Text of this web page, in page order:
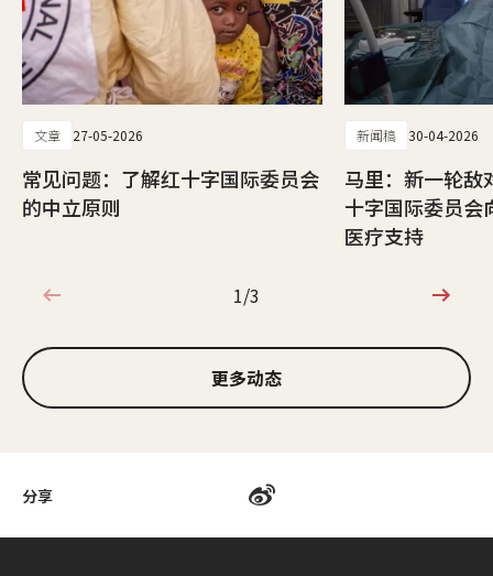
分享
文章 27-05-2026
常见问题：了解红十字国际委员会
的中立原则
新闻稿 30-04-2026
马里：新一轮敌
十字国际委员会
医疗支持
1/3
1/3
更多动态